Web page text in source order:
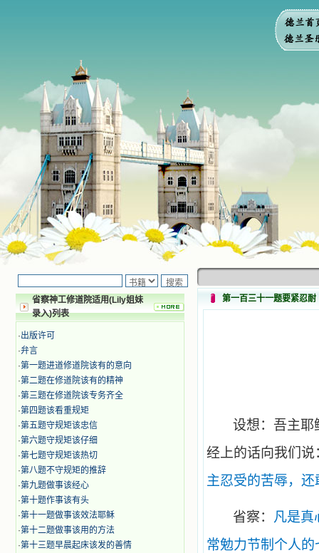
省察神工修道院适用(Lily姐妹
录入)列表
·出版许可
·弁言
·第一题进道修道院该有的意向
·第二题在修道院该有的精神
·第三题在修道院该专务齐全
·第四题该看重规矩
·第五题守规矩该忠信
·第六题守规矩该仔细
·第七题守规矩该热切
·第八题不守规矩的推辞
·第九题做事该经心
·第十题作事该有头
·第十一题做事该效法耶稣
·第十二题做事该用的方法
·第十三题早晨起床该发的善情
第一百三十一题要紧忍耐
设想：吾主耶
经上的话向我们
主忍受的苦辱，
省察： 凡是真
常勉力节制个人